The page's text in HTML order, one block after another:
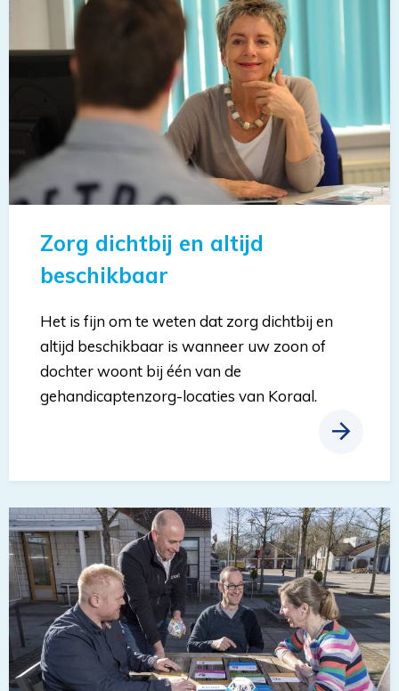
Zorg dichtbij en altijd
beschikbaar
Het is fijn om te weten dat zorg dichtbij en
altijd beschikbaar is wanneer uw zoon of
dochter woont bij één van de
gehandicaptenzorg-locaties van Koraal.